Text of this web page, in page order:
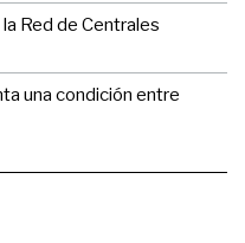
Red de Centrales
una condición entre